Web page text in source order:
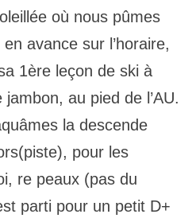
où nous pûmes
avance sur l’horaire,
1ère leçon de ski à
au pied de l’AU.
la descende
pour les
re peaux (pas du
parti pour un petit D+